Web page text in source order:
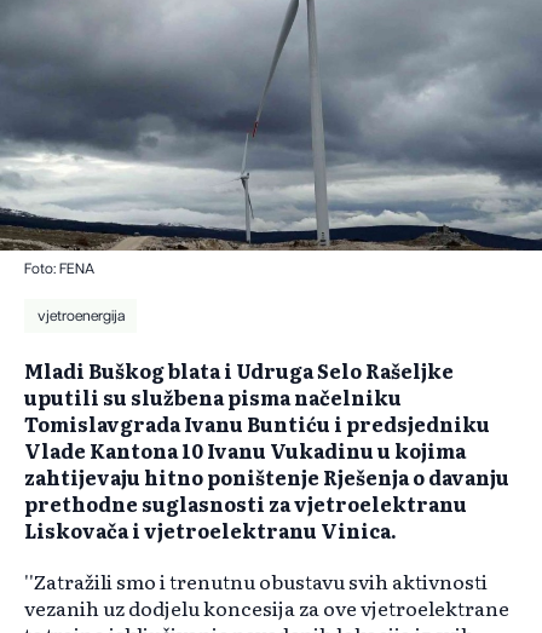
Foto: FENA
vjetroenergija
Mladi Buškog blata i Udruga Selo Rašeljke
uputili su službena pisma načelniku
Tomislavgrada Ivanu Buntiću i predsjedniku
Vlade Kantona 10 Ivanu Vukadinu u kojima
zahtijevaju hitno poništenje Rješenja o davanju
prethodne suglasnosti za vjetroelektranu
Liskovača i vjetroelektranu Vinica.
''Zatražili smo i trenutnu obustavu svih aktivnosti
vezanih uz dodjelu koncesija za ove vjetroelektrane